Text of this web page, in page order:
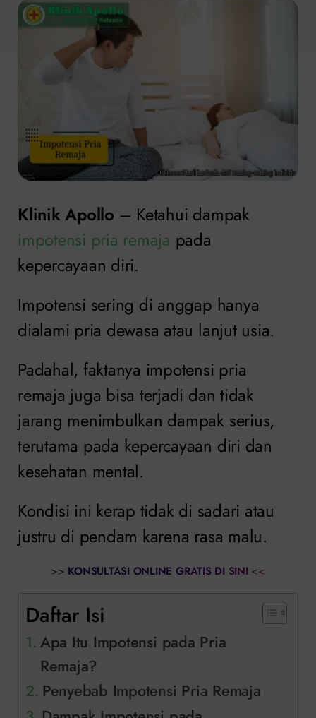
Klinik Apollo – Ketahui dampak
impotensi pria remaja pada
kepercayaan diri.
Impotensi sering di anggap hanya
dialami pria dewasa atau lanjut usia.
Padahal, faktanya impotensi pria
remaja juga bisa terjadi dan tidak
jarang menimbulkan dampak serius,
terutama pada kepercayaan diri dan
kesehatan mental.
Kondisi ini kerap tidak di sadari atau
justru di pendam karena rasa malu.
>> KONSULTASI ONLINE GRATIS DI SINI <<
Daftar Isi
Apa Itu Impotensi pada Pria
Remaja?
Penyebab Impotensi Pria Remaja